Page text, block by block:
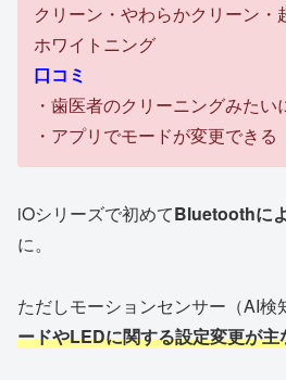
クリーン・やわらかクリーン・
ホワイトニング
口コミ
・歯医者のクリーニングみたい
・アプリでモードが変更できる
iOシリーズで初めてBluetoothに
に。
ただしモーションセンサー（AI検
ードやLEDに関する設定変更が主